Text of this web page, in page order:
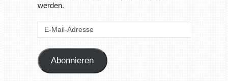
werden.
Abonnieren